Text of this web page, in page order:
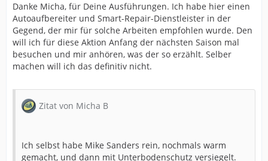
Danke Micha, für Deine Ausführungen. Ich habe hier einen
Autoaufbereiter und Smart-Repair-Dienstleister in der
Gegend, der mir für solche Arbeiten empfohlen wurde. Den
will ich für diese Aktion Anfang der nächsten Saison mal
besuchen und mir anhören, was der so erzählt. Selber
machen will ich das definitiv nicht.
Zitat von Micha B
Ich selbst habe Mike Sanders rein, nochmals warm
gemacht, und dann mit Unterbodenschutz versiegelt.